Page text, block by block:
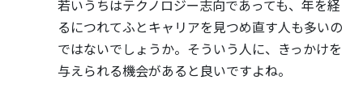
若いうちはテクノロジー志向であっても、年を経
るにつれてふとキャリアを見つめ直す人も多いの
ではないでしょうか。そういう人に、きっかけを
与えられる機会があると良いですよね。